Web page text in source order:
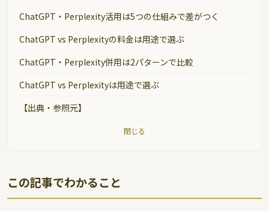
ChatGPT・Perplexity活用は5つの仕組みで差がつく
ChatGPT vs Perplexityの料金は用途で選ぶ
ChatGPT・Perplexity併用は2パターンで比較
ChatGPT vs Perplexityは用途で選ぶ
【出典・参照元】
閉じる
この記事でわかること